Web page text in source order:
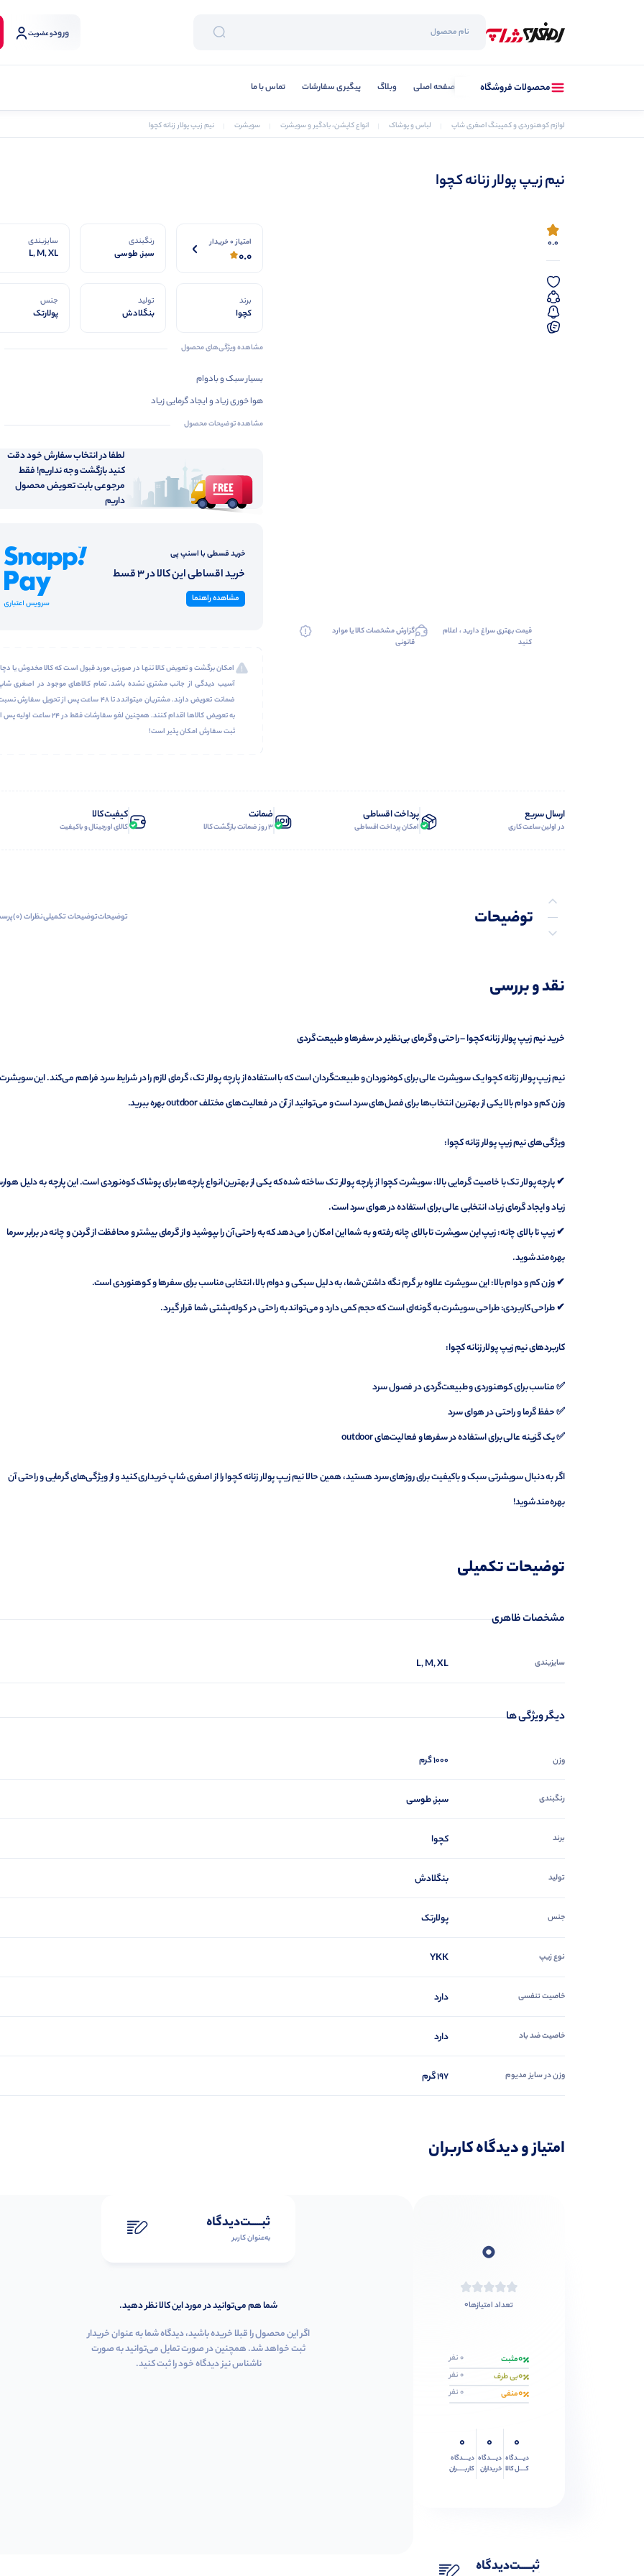
ورودو عضویت
محصولات فروشگاه صفحه اصلی وبلاگ پیگیری سفارشات تماس با ما
لوازم کوهنوردی و کمپینگ اصغری شاپ لباس و پوشاک انواع کاپشن، بادگیر و سویشرت سویشرت نیم زیپ پولار زنانه کچوا
نیم زیپ پولار زنانه کچوا
0.0
قیمت بهتری سراغ دارید ، اعلام
کنید
گزارش مشخصات کالا یا موارد
قانونی
امتیاز 0 خریدار
0.0
رنگبندی
سبز, طوسی
سایزبندی
L, M, XL
برند
کچوا
تولید
بنگلادش
جنس
پولارتک
مشاهده ویژگی‌های محصول
بسیار سبک و بادوام
هوا خوری زیاد و ایجاد گرمایی زیاد
مشاهده توضیحات محصول
لطفا در انتخاب سفارش خود دقت
کنید بازگشت وجه نداریم! فقط
مرجوعی بابت تعویض محصول
داریم
خرید قسطی با اسنپ پی
خرید اقساطی این کالا در 3 قسط
مشاهده راهنما
امکان برگشت و تعویض کالا تنها در صورتی مورد قبول است که کالا مخدوش یا
آسیب دیدگی از جانب مشتری نشده باشد. تمام کالاهای موجود در اصغری
ضمانت تعویض دارند. مشتریان میتواندد تا 48 ساعت پس از تحویل سفارش
به تعویض کالاها اقدام کنند. همچنین لغو سفارشات فقط در 24 ساعت اولیه
ثبت سفارش امکان پذیر است!
ارسال سریع
در اولین ساعت کاری
پرداخت اقساطی
امکان پرداخت اقساطی
ضمانت
3 روز ضمانت بازگشت کالا
کیفیت کالا
کالای اورجینال و باکیفیت
توضیحات
نظرات (0)
پرسش‌ها
توضیحاتتوضیحات تکمیلینظرات (0)
نقد و بررسی
خرید نیم زیپ پولار زنانه کچوا – راحتی و گرمای بی‌نظیر در سفرها و طبیعت گردی
نیم زیپ پولار زنانه کچوا یک سویشرت عالی برای کوه‌نوردان و طبیعت‌گردان است که با استفاده از پارچه پولار تک، گرمای لازم را در شرایط سرد فراهم می‌کند. این سویشرت
وزن کم و دوام بالا یکی از بهترین انتخاب‌ها برای فصل‌های سرد است و می‌توانید از آن در فعالیت‌های مختلف outdoor بهره ببرید.
ویژگی‌های نیم زیپ پولار زنانه کچوا:
✔ پارچه پولار تک با خاصیت گرمایی بالا: سویشرت کچوا از پارچه پولار تک ساخته شده که یکی از بهترین انواع پارچه‌ها برای پوشاک کوه‌نوردی است. این پارچه به دلیل
زیاد و ایجاد گرمای زیاد، انتخابی عالی برای استفاده در هوای سرد است.
✔ زیپ تا بالای چانه: زیپ این سویشرت تا بالای چانه رفته و به شما این امکان را می‌دهد که به راحتی آن را بپوشید و از گرمای بیشتر و محافظت از گردن و چانه در برابر سرما
بهره‌مند شوید.
✔ وزن کم و دوام بالا: این سویشرت علاوه بر گرم نگه داشتن شما، به دلیل سبکی و دوام بالا، انتخابی مناسب برای سفرها و کوهنوردی است.
✔ طراحی کاربردی: طراحی سویشرت به گونه‌ای است که حجم کمی دارد و می‌تواند به راحتی در کوله‌پشتی شما قرار گیرد.
کاربردهای نیم زیپ پولار زنانه کچوا:
✅ مناسب برای کوهنوردی و طبیعت‌گردی در فصول سرد
✅ حفظ گرما و راحتی در هوای سرد
✅ یک گزینه عالی برای استفاده در سفرها و فعالیت‌های outdoor
اگر به دنبال سویشرتی سبک و باکیفیت برای روزهای سرد هستید، همین حالا نیم زیپ پولار زنانه کچوا را از اصغری شاپ خریداری کنید و از ویژگی‌های گرمایی و راحتی آن
بهره‌مند شوید!
توضیحات تکمیلی
مشخصات ظاهری
سایزبندی L, M, XL
دیگر ویژگی ها
وزن 1000 گرم
رنگبندی سبز, طوسی
برند کچوا
تولید بنگلادش
جنس پولارتک
نوع زیپ YKK
خاصیت تنفسی دارد
خاصیت ضد باد دارد
وزن در سایز مدیوم 197 گرم
امتیاز و دیدگاه کاربران
0
تعداد امتیازها0
0مثبت 0 نفر
0بی طرف 0 نفر
0منفی 0 نفر
0
دیــــدگاه
کــــل کالا
0
دیــــدگاه
خریداران
0
دیــــدگاه
کاربـــــران
ثبـــــت‌دیدگاه
ثبـــــت‌دیدگاه
به‌عنوان کاربر
شما هم می‌توانید در مورد این کالا نظر دهید.
اگر این محصول را قبلا خریده باشید، دیدگاه شما به عنوان خریدار
ثبت خواهد شد. همچنین در صورت تمایل می‌توانید به صورت
ناشناس نیز دیدگاه خود را ثبت کنید.